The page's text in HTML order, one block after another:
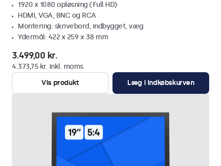
1920 x 1080 opløsning (Full HD)
HDMI, VGA, BNC og RCA
Montering: skrivebord, indbygget, væg
Ydermål: 422 x 259 x 38 mm
3.499,00 kr.
4.373,75 kr. inkl. moms
Vis produkt
Læg i indkøbskurven